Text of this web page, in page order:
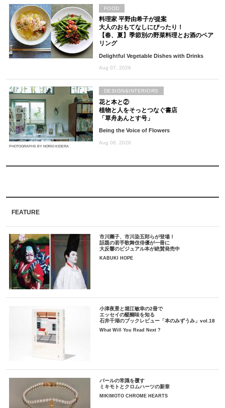
料理家 平野由希子が提案
大人のおもてなしにぴったり！
【春、夏】季節別の野菜料理とお酒のペア
リング
Delightful Vegetable Dishes with Drinks
Aug 07, 2026
FOOD
PHOTOGRAPHS BY NORIO KIDERA
花と本と②
植物と人をそっとつなぐ書店
「草舟あんとす号」
Being the Voice of Flowers
Aug 06, 2026
DESIGN&INTERIORS
FEATURE
市川團子、市川染五郎らが登場！
話題の若手歌舞伎俳優が一冊に
大反響のビジュアル本が絶賛発売中
KABUKI HOPE
小津夜景と堀江敏幸の2冊で
エッセイの醍醐味を知る
石井千湖のブックレビュー「本のみずうみ」vol.18
What Will You Read Next ?
パールの常識を覆す
ミキモトとクロムハーツの新章
MIKIMOTO CHROME HEARTS